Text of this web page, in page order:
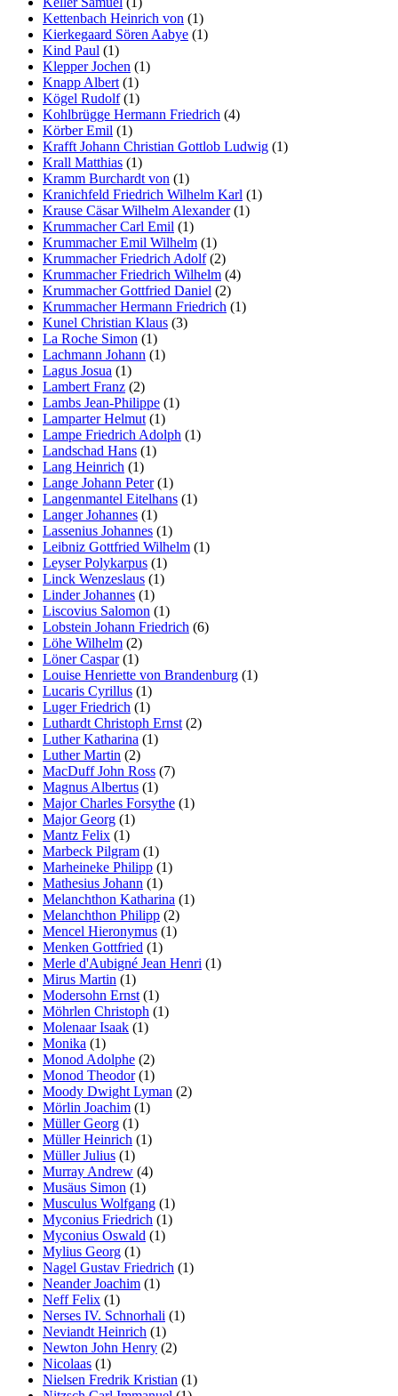
Kettenbach Heinrich von (1)
Kierkegaard Sören Aabye (1)
Kind Paul (1)
Klepper Jochen (1)
Knapp Albert (1)
Kögel Rudolf(1)
Kohlbrügge Hermann Friedrich (4)
Körber Emil (1)
Krafft Johann Christian Gottlob Ludwig (1)
Krall Matthias (1)
Kramm Burchardt von (1)
Kranichfeld Friedrich Wilhelm Karl (1)
Krause Cäsar Wilhelm Alexander(1)
Krummacher Carl Emil (1)
Krummacher Emil Wilhelm (1)
Krummacher Friedrich Adolf(2)
Krummacher Friedrich Wilhelm (4)
Krummacher Gottfried Daniel (2)
Krummacher Hermann Friedrich (1)
Kunel Christian Klaus (3)
La Roche Simon (1)
Lachmann Johann (1)
Lagus Josua (1)
Lambert Franz (2)
Lambs Jean-Philippe (1)
Lamparter Helmut (1)
Lampe Friedrich Adolph (1)
Landschad Hans (1)
Lang Heinrich (1)
Lange Johann Peter(1)
Langenmantel Eitelhans (1)
Langer Johannes (1)
Lassenius Johannes (1)
Leibniz Gottfried Wilhelm (1)
Leyser Polykarpus (1)
Linck Wenzeslaus (1)
Linder Johannes (1)
Liscovius Salomon (1)
Lobstein Johann Friedrich (6)
Löhe Wilhelm (2)
Löner Caspar(1)
Louise Henriette von Brandenburg (1)
Lucaris Cyrillus (1)
Luger Friedrich (1)
Luthardt Christoph Ernst (2)
Luther Katharina (1)
Luther Martin (2)
MacDuff John Ross (7)
Magnus Albertus (1)
Major Charles Forsythe (1)
Major Georg (1)
Mantz Felix (1)
Marbeck Pilgram (1)
Marheineke Philipp (1)
Mathesius Johann (1)
Melanchthon Katharina (1)
Melanchthon Philipp (2)
Mencel Hieronymus (1)
Menken Gottfried (1)
Merle d'Aubigné Jean Henri (1)
Mirus Martin (1)
Modersohn Ernst (1)
Möhrlen Christoph (1)
Molenaar Isaak (1)
Monika (1)
Monod Adolphe (2)
Monod Theodor(1)
Moody Dwight Lyman (2)
Mörlin Joachim (1)
Müller Georg (1)
Müller Heinrich (1)
Müller Julius (1)
Murray Andrew (4)
Musäus Simon (1)
Musculus Wolfgang (1)
Myconius Friedrich (1)
Myconius Oswald (1)
Mylius Georg (1)
Nagel Gustav Friedrich (1)
Neander Joachim (1)
Neff Felix (1)
Nerses IV. Schnorhali (1)
Neviandt Heinrich (1)
Newton John Henry (2)
Nicolaas (1)
Nielsen Fredrik Kristian (1)